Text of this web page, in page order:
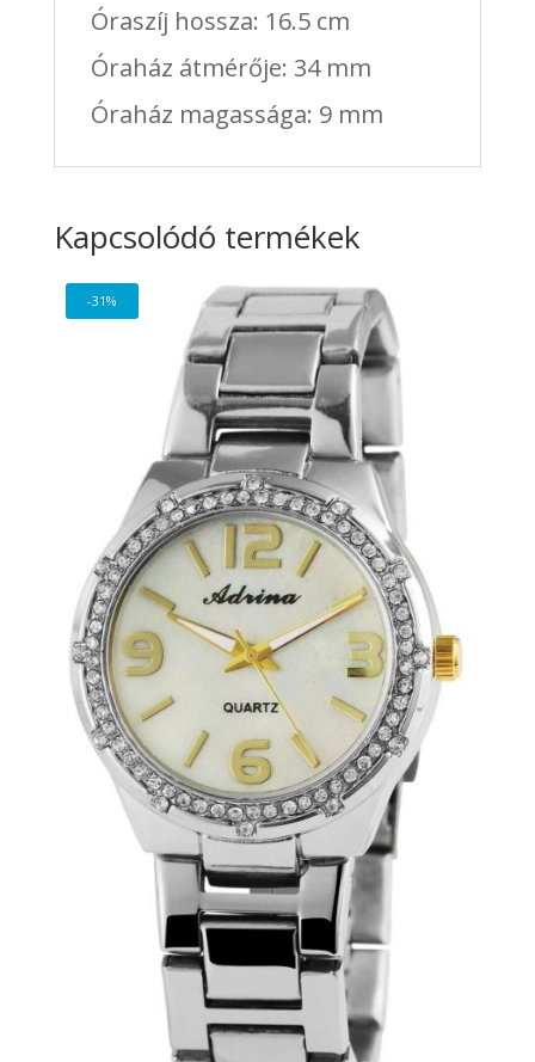
Óraszíj hossza: 16.5 cm
Óraház átmérője: 34 mm
Óraház magassága: 9 mm
Kapcsolódó termékek
-31%